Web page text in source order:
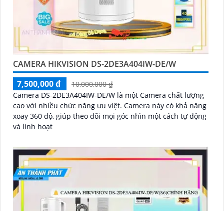
CAMERA HIKVISION DS-2DE3A404IW-DE/W
7,500,000 ₫
10,000,000 ₫
Camera DS-2DE3A404IW-DE/W là một Camera chất lượng
cao với nhiều chức năng ưu việt. Camera này có khả năng
xoay 360 độ, giúp theo dõi mọi góc nhìn một cách tự động
và linh hoạt